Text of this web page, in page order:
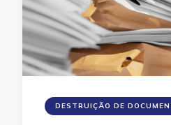
DESTRUIÇÃO DE